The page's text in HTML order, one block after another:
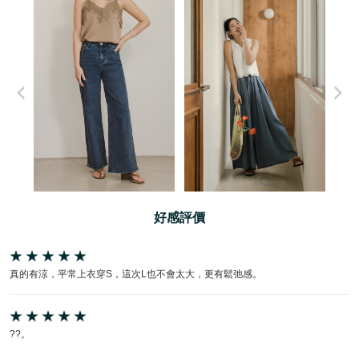
好感評價
真的有涼，平常上衣穿S，這次L也不會太大，更有鬆弛感。
??。